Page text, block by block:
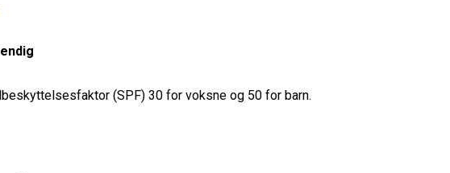
(SPF) 30 for voksne og 50 for barn.